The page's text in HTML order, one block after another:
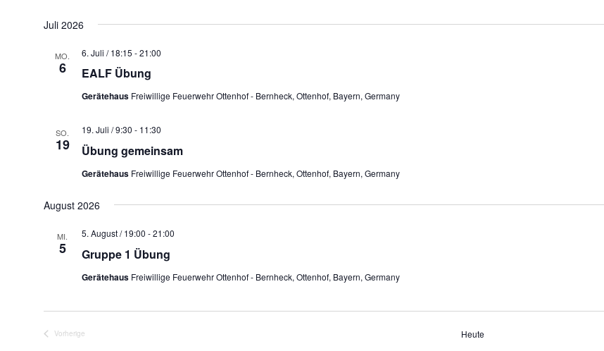
Juli 2026
MO.
6 EALF Übung
6. Juli / 18:15 -21:00
Gerätehaus Freiwillige Feuerwehr Ottenhof - Bernheck, Ottenhof, Bayern, Germany
SO.
19 Übung gemeinsam
19. Juli / 9:30 - 11:30
Gerätehaus Freiwillige Feuerwehr Ottenhof - Bernheck, Ottenhof, Bayern, Germany
August 2026
MI.
5 Gruppe 1 Übung
5. August / 19:00 -21:00
Gerätehaus Freiwillige Feuerwehr Ottenhof - Bernheck, Ottenhof, Bayern, Germany
Vorherige
Heute